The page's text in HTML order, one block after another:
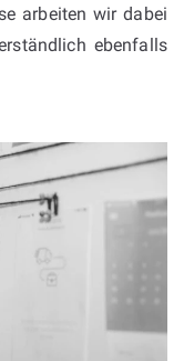
arbeiten wir dabei
ebenfalls